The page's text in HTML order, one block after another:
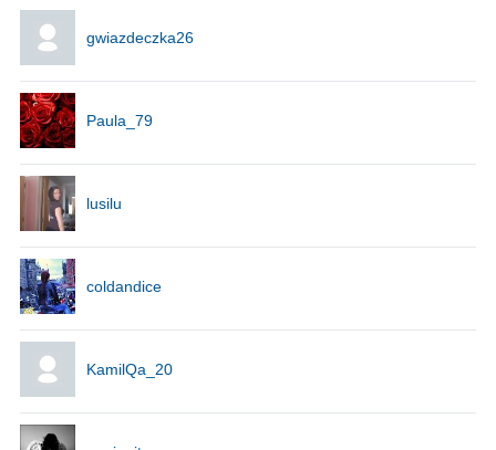
gwiazdeczka26
Paula_79
lusilu
coldandice
KamilQa_20